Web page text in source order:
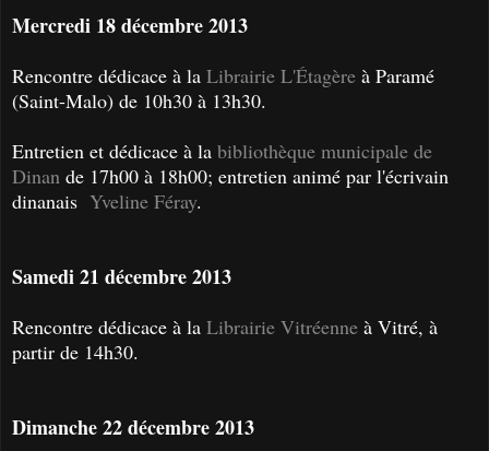
Mercredi 18 décembre 2013
Rencontre dédicace à la Librairie L'Étagère à Paramé
(Saint-Malo) de 10h30 à 13h30.
Entretien et dédicace à la bibliothèque municipale de
Dinan de 17h00 à 18h00; entretien animé par l'écrivain
dinanais Yveline Féray.
Samedi 21 décembre 2013
Rencontre dédicace à la Librairie Vitréenne à Vitré, à
partir de 14h30.
Dimanche 22 décembre 2013